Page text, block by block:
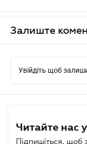
Залиште
Увійдіть щоб
Читайте нас
Підпишіться, щоб